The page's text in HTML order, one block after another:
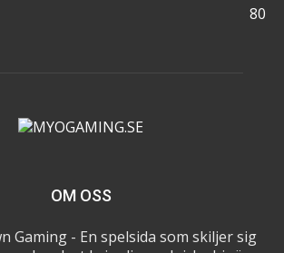
80
OM OSS
Gaming - En spelsida som skiljer sig